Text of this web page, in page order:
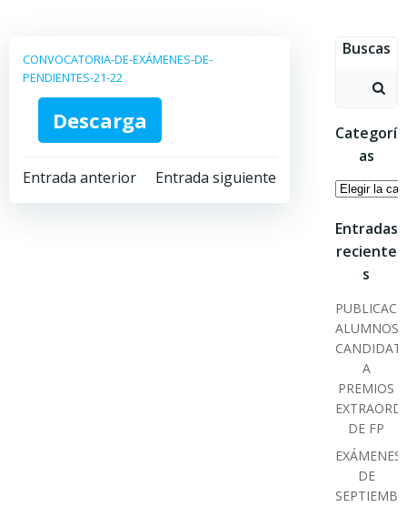
contenido
CONVOCATORIA-DE-EXÁMENES-DE-
PENDIENTES-21-22
Descarga
Navegación
Entrada anterior
Navegación
Entrada siguiente
Buscas
Buscar:
Categorí
as
Entradas
reciente
s
ALUMNOS
A
PREMIOS
DE FP
EXÁMENES
DE